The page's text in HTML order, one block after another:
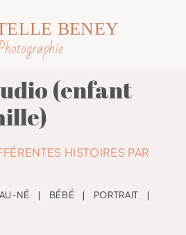
BENEY
(enfant
HISTOIRES PAR
NÉ ❘ BÉBÉ ❘ PORTRAIT ❘